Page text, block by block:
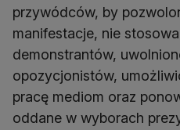
przywódców, by
manifestacje, nie
demonstrantów,
opozycjonistów,
pracę mediom oraz
oddane w wyborach